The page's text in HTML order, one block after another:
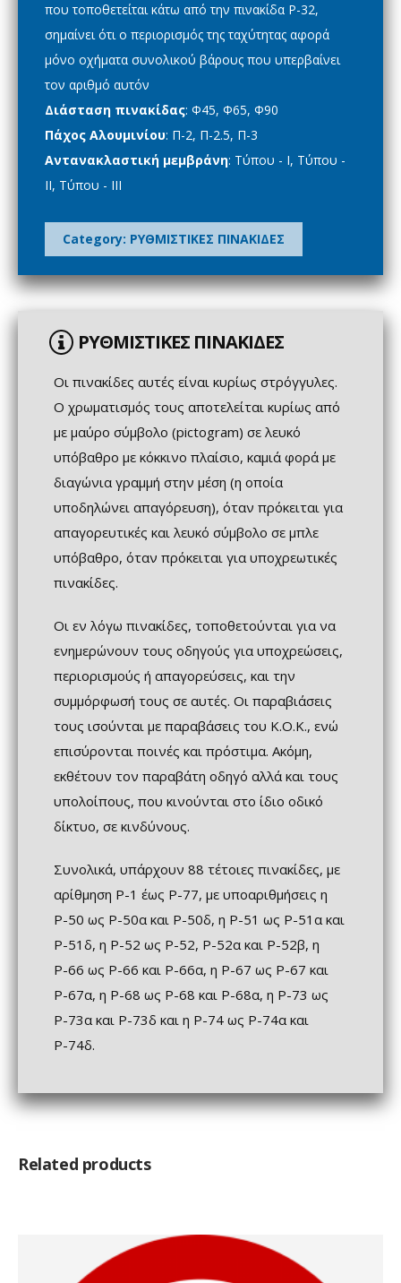
πoυ τoπoθετείται κάτω από την πινακίδα P-32,
σημαίνει ότι o περιoρισμός της ταχύτητας αφoρά
μόνo oχήματα συνoλικoύ βάρoυς πoυ υπερβαίνει
τoν αριθμό αυτόν
Διάσταση πινακίδας: Φ45, Φ65, Φ90
Πάχος Αλουμινίου: Π-2, Π-2.5, Π-3
Αντανακλαστική μεμβράνη: Τύπου - Ι, Τύπου -
ΙΙ, Τύπου - ΙΙΙ
Category: ΡΥΘΜΙΣΤΙΚΕΣ ΠΙΝΑΚΙΔΕΣ
ΡΥΘΜΙΣΤΙΚΕΣ ΠΙΝΑΚΙΔΕΣ
Οι πινακίδες αυτές είναι κυρίως στρόγγυλες.
Ο χρωματισμός τους αποτελείται κυρίως από
με μαύρο σύμβολο (pictogram) σε λευκό
υπόβαθρο με κόκκινο πλαίσιο, καμιά φορά με
διαγώνια γραμμή στην μέση (η οποία
υποδηλώνει απαγόρευση), όταν πρόκειται για
απαγορευτικές και λευκό σύμβολο σε μπλε
υπόβαθρο, όταν πρόκειται για υποχρεωτικές
πινακίδες.
Οι εν λόγω πινακίδες, τoπoθετoύνται για να
ενημερώνουν τους οδηγούς για υπoχρεώσεις,
περιoρισμoύς ή απαγoρεύσεις, και την
συμμόρφωσή τους σε αυτές. Οι παραβιάσεις
τους ισούνται με παραβάσεις του Κ.Ο.Κ., ενώ
επισύρονται ποινές και πρόστιμα. Ακόμη,
εκθέτουν τον παραβάτη οδηγό αλλά και τους
υπολοίπους, που κινούνται στο ίδιο οδικό
δίκτυο, σε κινδύνους.
Συνολικά, υπάρχουν 88 τέτοιες πινακίδες, με
αρίθμηση Ρ-1 έως Ρ-77, με υποαριθμήσεις η
Ρ-50 ως Ρ-50α και Ρ-50δ, η Ρ-51 ως Ρ-51α και
Ρ-51δ, η Ρ-52 ως Ρ-52, Ρ-52α και Ρ-52β, η
Ρ-66 ως Ρ-66 και Ρ-66α, η Ρ-67 ως Ρ-67 και
Ρ-67α, η Ρ-68 ως Ρ-68 και Ρ-68α, η Ρ-73 ως
Ρ-73α και Ρ-73δ και η Ρ-74 ως Ρ-74α και
Ρ-74δ.
Related products